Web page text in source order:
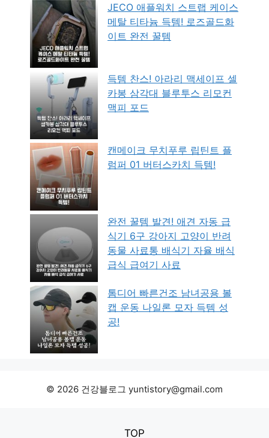
JECO 애플워치 스트랩 케이스
메탈 티타늄 득템! 로즈골드화
이트 완전 꿀템
득템 찬스! 아라리 맥세이프 셀
카봉 삼각대 블루투스 리모컨
맥피 포드
캔메이크 무치푸루 립틴트 플
럼퍼 01 버터스카치 득템!
완전 꿀템 발견! 애견 자동 급
식기 6구 강아지 고양이 반려
동물 사료통 배식기 자율 배식
급식 급여기 사료
톰디어 빠른건조 남녀공용 볼
캡 운동 나일론 모자 득템 성
공!
© 2026 건강블로그 yuntistory@gmail.com
TOP